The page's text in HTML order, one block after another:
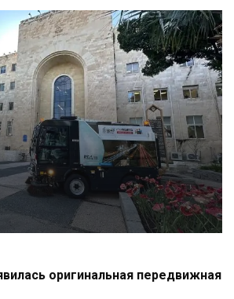
оригинальная передвижная